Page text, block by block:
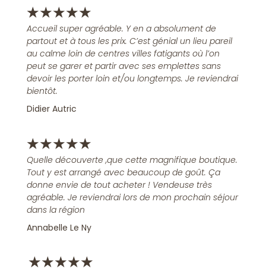
★★★★★
Accueil super agréable. Y en a absolument de
partout et à tous les prix. C’est génial un lieu pareil
au calme loin de centres villes fatigants où l’on
peut se garer et partir avec ses emplettes sans
devoir les porter loin et/ou longtemps. Je reviendrai
bientôt.
Didier Autric
★★★★★
Quelle découverte ,que cette magnifique boutique.
Tout y est arrangé avec beaucoup de goût. Ça
donne envie de tout acheter ! Vendeuse très
agréable. Je reviendrai lors de mon prochain séjour
dans la région
Annabelle Le Ny
★★★★★